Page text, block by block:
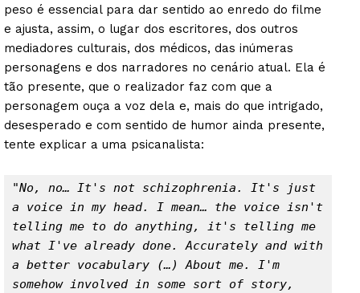
peso é essencial para dar sentido ao enredo do filme
e ajusta, assim, o lugar dos escritores, dos outros
mediadores culturais, dos médicos, das inúmeras
personagens e dos narradores no cenário atual. Ela é
tão presente, que o realizador faz com que a
personagem ouça a voz dela e, mais do que intrigado,
desesperado e com sentido de humor ainda presente,
tente explicar a uma psicanalista:
"No, no… It's not schizophrenia. It's just
a voice in my head. I mean… the voice isn't
telling me to do anything, it's telling me
what I've already done. Accurately and with
a better vocabulary (…) About me. I'm
somehow involved in some sort of story,